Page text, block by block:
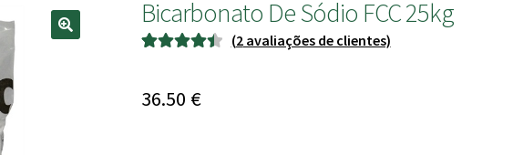
Bicarbonato De Sódio FCC 25kg
em 5 com
(2avaliações de clientes)
36.50 €